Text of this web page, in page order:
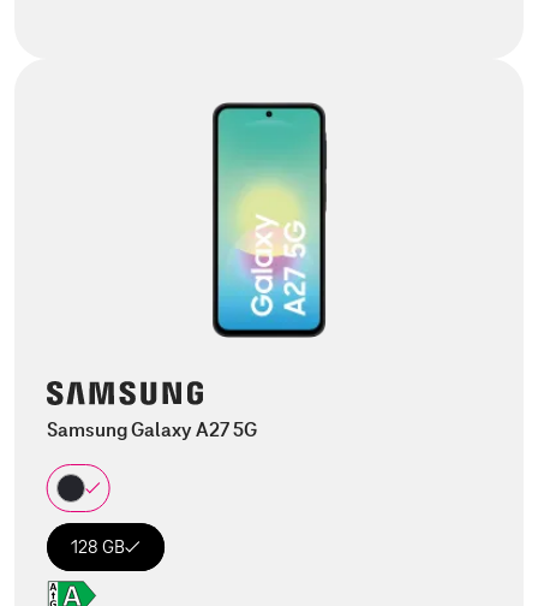
Samsung Galaxy A27 5G
128 GB